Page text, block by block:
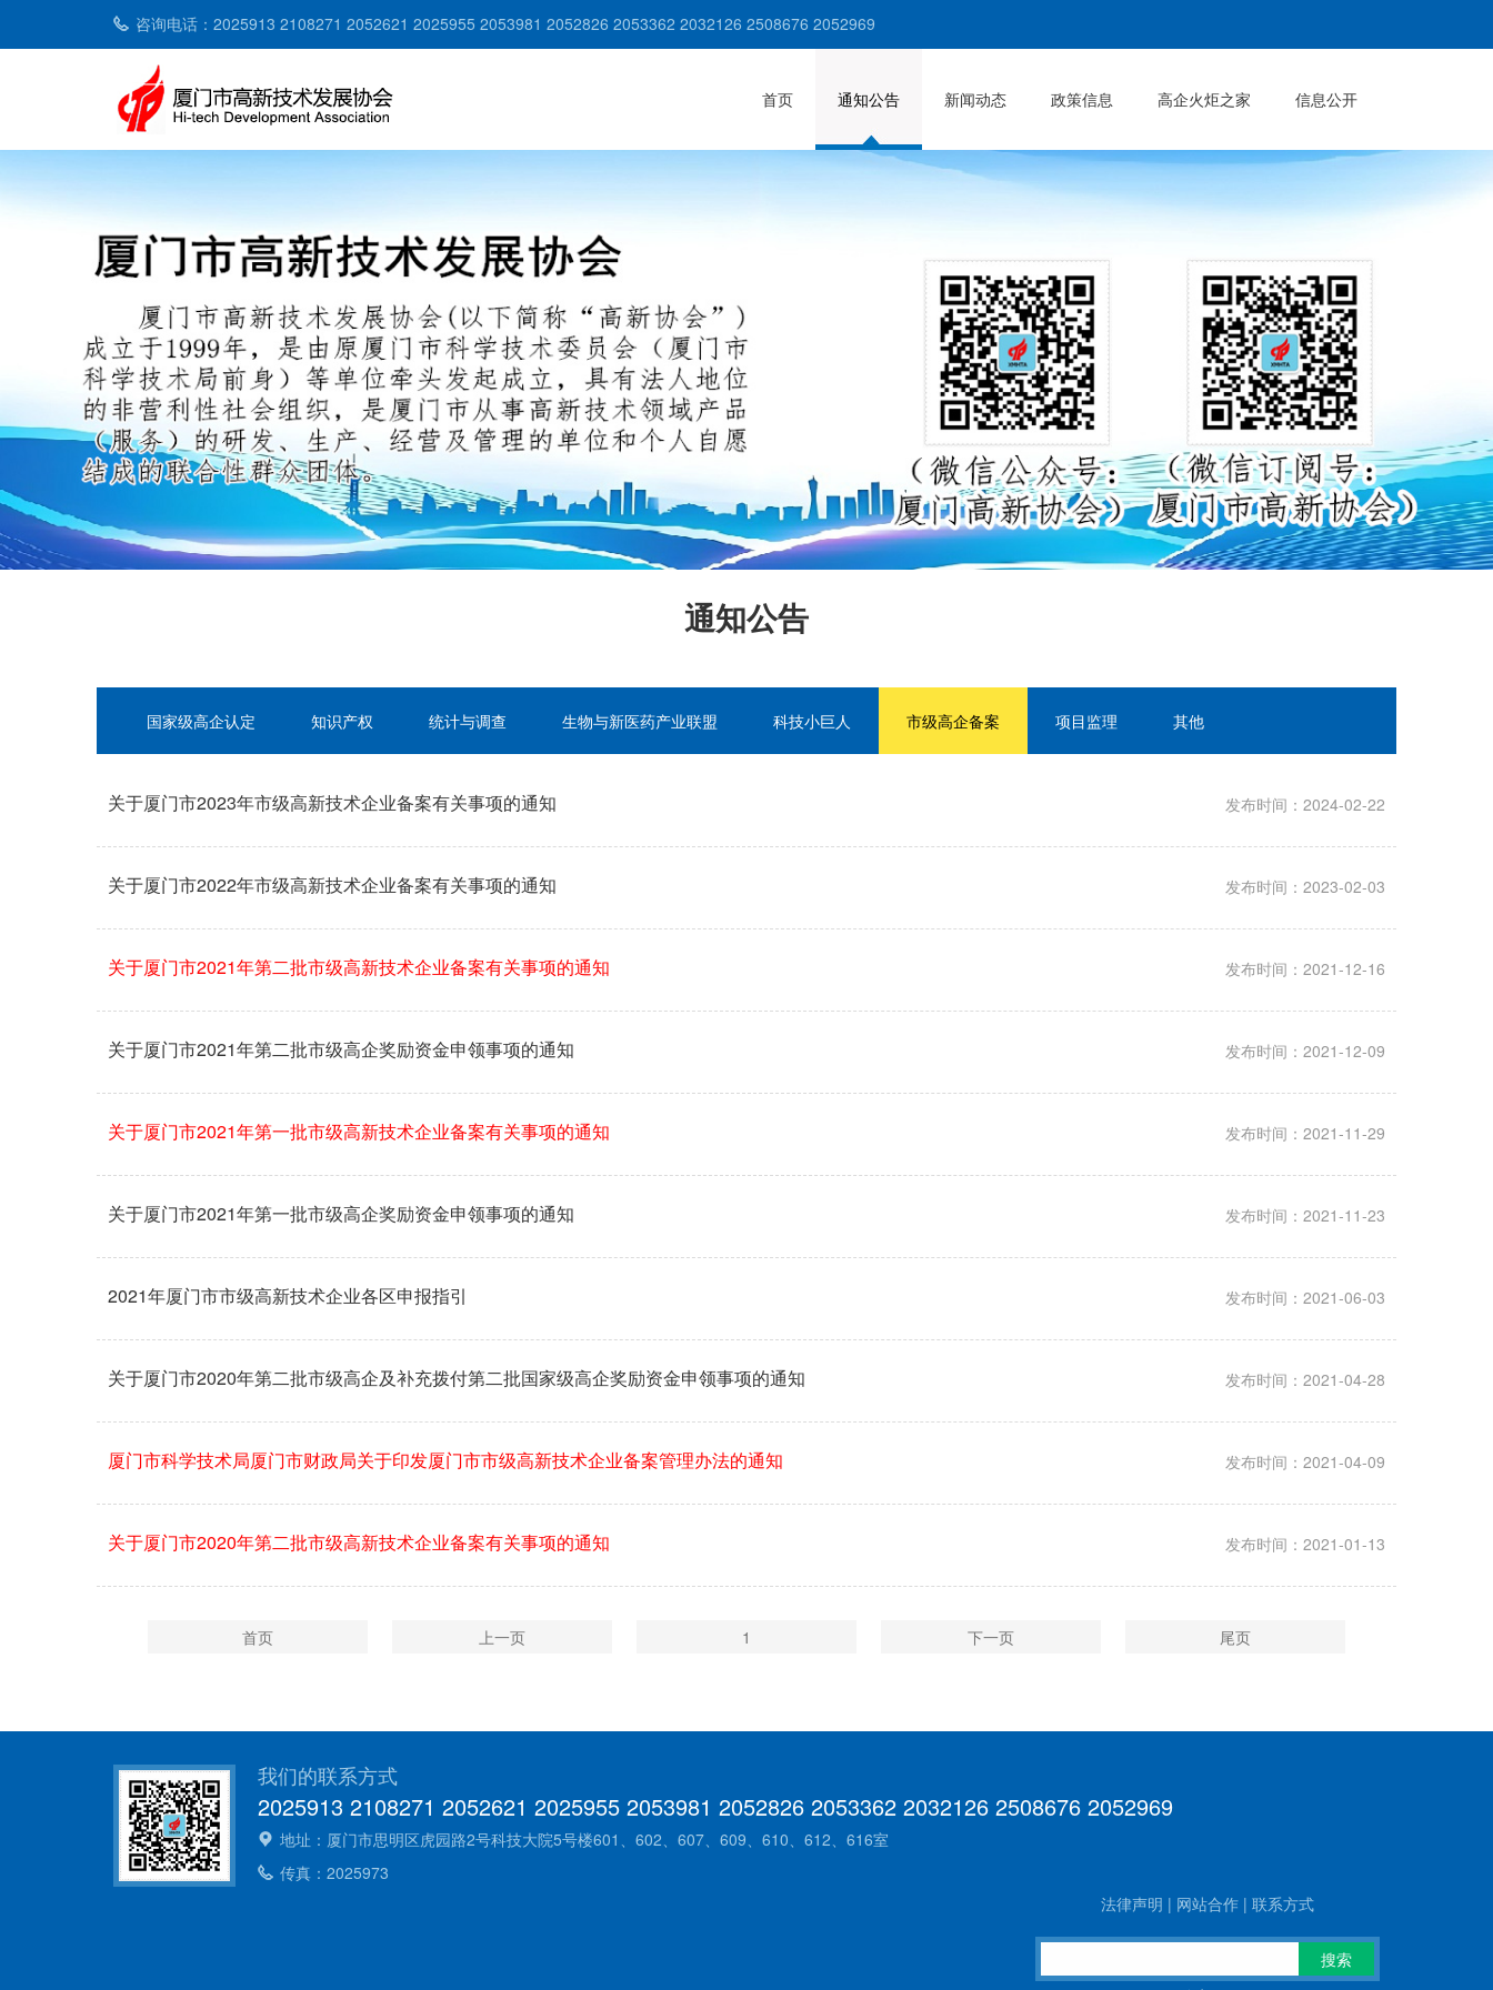
咨询电话：2025913 2108271 2052621 2025955 2053981 2052826 2053362 2032126 2508676 2052969
首页 通知公告 新闻动态 政策信息 高企火炬之家 信息公开
通知公告
国家级高企认定 知识产权 统计与调查 生物与新医药产业联盟 科技小巨人 市级高企备案 项目监理 其他
关于厦门市2023年市级高新技术企业备案有关事项的通知 发布时间：2024-02-22
关于厦门市2022年市级高新技术企业备案有关事项的通知 发布时间：2023-02-03
关于厦门市2021年第二批市级高新技术企业备案有关事项的通知 发布时间：2021-12-16
关于厦门市2021年第二批市级高企奖励资金申领事项的通知 发布时间：2021-12-09
关于厦门市2021年第一批市级高新技术企业备案有关事项的通知 发布时间：2021-11-29
关于厦门市2021年第一批市级高企奖励资金申领事项的通知 发布时间：2021-11-23
2021年厦门市市级高新技术企业各区申报指引 发布时间：2021-06-03
关于厦门市2020年第二批市级高企及补充拨付第二批国家级高企奖励资金申领事项的通知 发布时间：2021-04-28
厦门市科学技术局厦门市财政局关于印发厦门市市级高新技术企业备案管理办法的通知 发布时间：2021-04-09
关于厦门市2020年第二批市级高新技术企业备案有关事项的通知 发布时间：2021-01-13
首页 上一页 1 下一页 尾页
我们的联系方式
2025913 2108271 2052621 2025955 2053981 2052826 2053362 2032126 2508676 2052969
地址：厦门市思明区虎园路2号科技大院5号楼601、602、607、609、610、612、616室
传真：2025973
法律声明 | 网站合作 | 联系方式
搜索